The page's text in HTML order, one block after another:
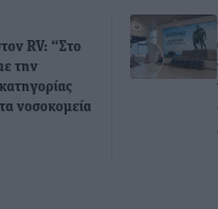
RV: “Στο
την
νοσοκομεία